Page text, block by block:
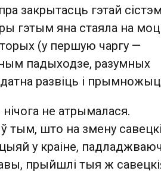
закрытасць гэтай
гэтым яна стаяла на
(у першую чаргу —
падыходзе, разумных
развіць і
не атрымалася.
тым, што на змену
у краіне,
прыйшлі тыя ж